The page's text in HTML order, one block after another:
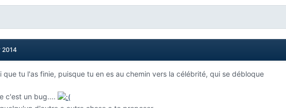
2014
que tu l'as finie, puisque tu en es au chemin vers la célébrité, qui se débloque
c'est un bug....